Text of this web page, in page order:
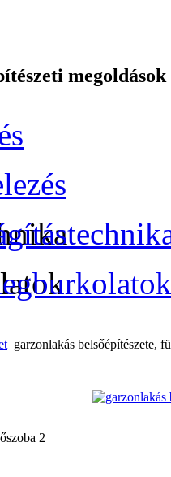
megoldások
garzonlakás belsőépítészete,
2